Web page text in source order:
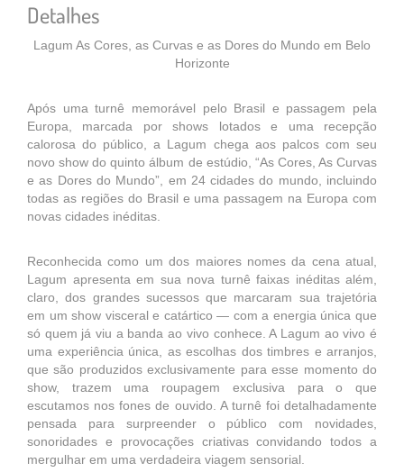
Detalhes
Lagum As Cores, as Curvas e as Dores do Mundo em Belo
Horizonte
Após uma turnê memorável pelo Brasil e passagem pela
Europa, marcada por shows lotados e uma recepção
calorosa do público, a Lagum chega aos palcos com seu
novo show do quinto álbum de estúdio, “As Cores, As Curvas
e as Dores do Mundo”, em 24 cidades do mundo, incluindo
todas as regiões do Brasil e uma passagem na Europa com
novas cidades inéditas.
Reconhecida como um dos maiores nomes da cena atual,
Lagum apresenta em sua nova turnê faixas inéditas além,
claro, dos grandes sucessos que marcaram sua trajetória
em um show visceral e catártico — com a energia única que
só quem já viu a banda ao vivo conhece. A Lagum ao vivo é
uma experiência única, as escolhas dos timbres e arranjos,
que são produzidos exclusivamente para esse momento do
show, trazem uma roupagem exclusiva para o que
escutamos nos fones de ouvido. A turnê foi detalhadamente
pensada para surpreender o público com novidades,
sonoridades e provocações criativas convidando todos a
mergulhar em uma verdadeira viagem sensorial.